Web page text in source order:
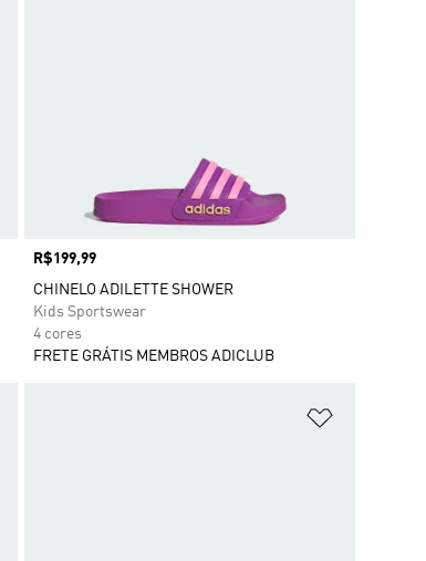
Preço
R$199,99
CHINELO ADILETTE SHOWER
Kids Sportswear
4 cores
FRETE GRÁTIS MEMBROS ADICLUB